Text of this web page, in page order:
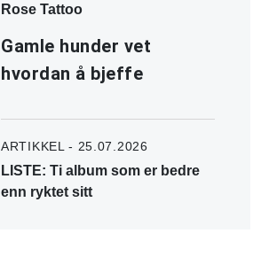
Rose Tattoo
Gamle hunder vet
hvordan å bjeffe
ARTIKKEL - 25.07.2026
LISTE: Ti album som er bedre
enn ryktet sitt